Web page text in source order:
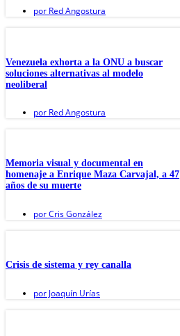
por Red Angostura
Venezuela exhorta a la ONU a buscar
soluciones alternativas al modelo
neoliberal
por Red Angostura
Memoria visual y documental en
homenaje a Enrique Maza Carvajal, a 47
años de su muerte
porCris González
Crisis de sistema y rey canalla
por Joaquín Urías